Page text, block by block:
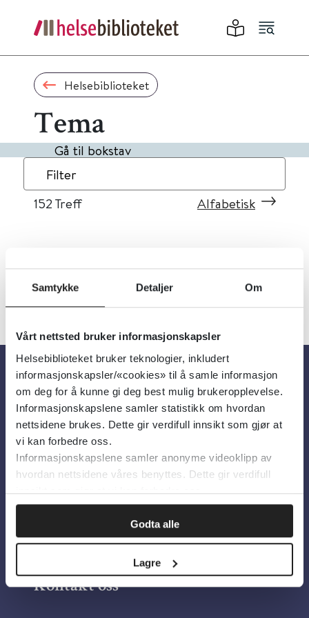
Samtykke Detaljer Om
Vårt nettsted bruker informasjonskapsler
Helsebiblioteket bruker teknologier, inkludert
informasjonskapsler/«cookies» til å samle informasjon
om deg for å kunne gi deg best mulig brukeropplevelse.
Informasjonskapslene samler statistikk om hvordan
nettsidene brukes. Dette gir verdifull innsikt som gjør at
vi kan forbedre oss.
Informasjonskapslene samler anonyme videoklipp av
hvordan nettsidene våres benyttes. Dette gir verdifull
innsikt som gjør at vi kan forbedre oss.
Godta alle
Lagre
Helsebiblioteket
Tema
Gå til bokstav
Filter
152 Treff Alfabetisk
« 1 13 14 »
Om oss
Om Helsebiblioteket
Personvern og informasjonskapsler
Tilgjengelighetserklæring
Information in English
Bilder fra Colourbox.com
Kontakt oss